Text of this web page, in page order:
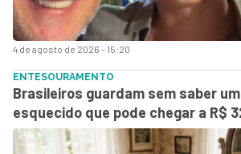
4 de agosto de 2026 - 15:20
ENTESOURAMENTO
Brasileiros guardam sem saber
esquecido que pode chegar a R$